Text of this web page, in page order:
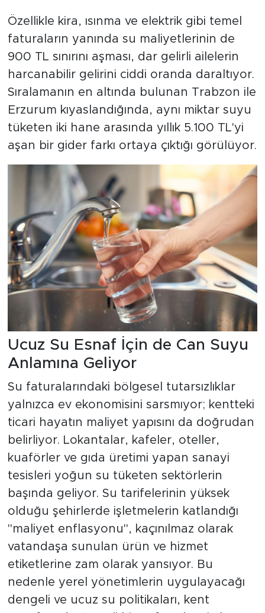
Özellikle kira, ısınma ve elektrik gibi temel
faturaların yanında su maliyetlerinin de
900 TL sınırını aşması, dar gelirli ailelerin
harcanabilir gelirini ciddi oranda daraltıyor.
Sıralamanın en altında bulunan Trabzon ile
Erzurum kıyaslandığında, aynı miktar suyu
tüketen iki hane arasında yıllık 5.100 TL'yi
aşan bir gider farkı ortaya çıktığı görülüyor.
Ucuz Su Esnaf İçin de Can Suyu
Anlamına Geliyor
Su faturalarındaki bölgesel tutarsızlıklar
yalnızca ev ekonomisini sarsmıyor; kentteki
ticari hayatın maliyet yapısını da doğrudan
belirliyor. Lokantalar, kafeler, oteller,
kuaförler ve gıda üretimi yapan sanayi
tesisleri yoğun su tüketen sektörlerin
başında geliyor. Su tarifelerinin yüksek
olduğu şehirlerde işletmelerin katlandığı
"maliyet enflasyonu", kaçınılmaz olarak
vatandaşa sunulan ürün ve hizmet
etiketlerine zam olarak yansıyor. Bu
nedenle yerel yönetimlerin uygulayacağı
dengeli ve ucuz su politikaları, kent